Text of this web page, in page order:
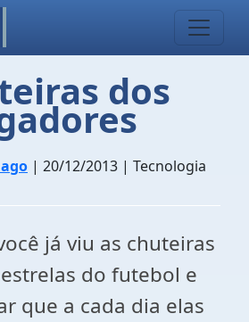
dos
| 20/12/2013 | Tecnologia
já viu as chuteiras
do futebol e
que a cada dia elas